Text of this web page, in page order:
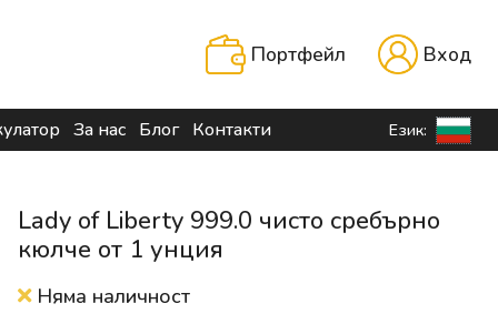
Портфейл Вход
За нас Блог Контакти Език:
Lady of Liberty 999.0 чисто сребърно
кюлче от 1 унция
Няма наличност